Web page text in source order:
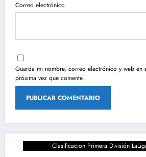
Correo electrónico
Guarda mi nombre, correo electrónico y web en
próxima vez que comente.
Clasificacion Primera División